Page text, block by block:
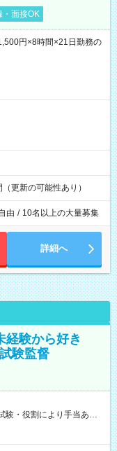
・面接OK
円×8時間×21日勤務の
更新の可能性あり）
由 / 10名以上の大量募集
詳細へ
経験から好き
験監督
払い）オプションあ
ほどで給与の一部を受け